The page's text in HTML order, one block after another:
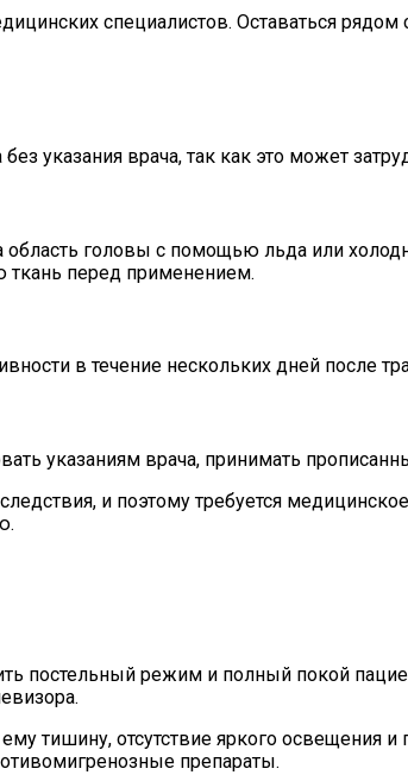
специалистов. Оставаться рядом
указания врача, так как это может
головы с помощью льда или
ткань перед применением.
в течение нескольких дней после
указаниям врача, принимать
и поэтому требуется
постельный режим и полный покой
тишину, отсутствие яркого освещения
препараты.